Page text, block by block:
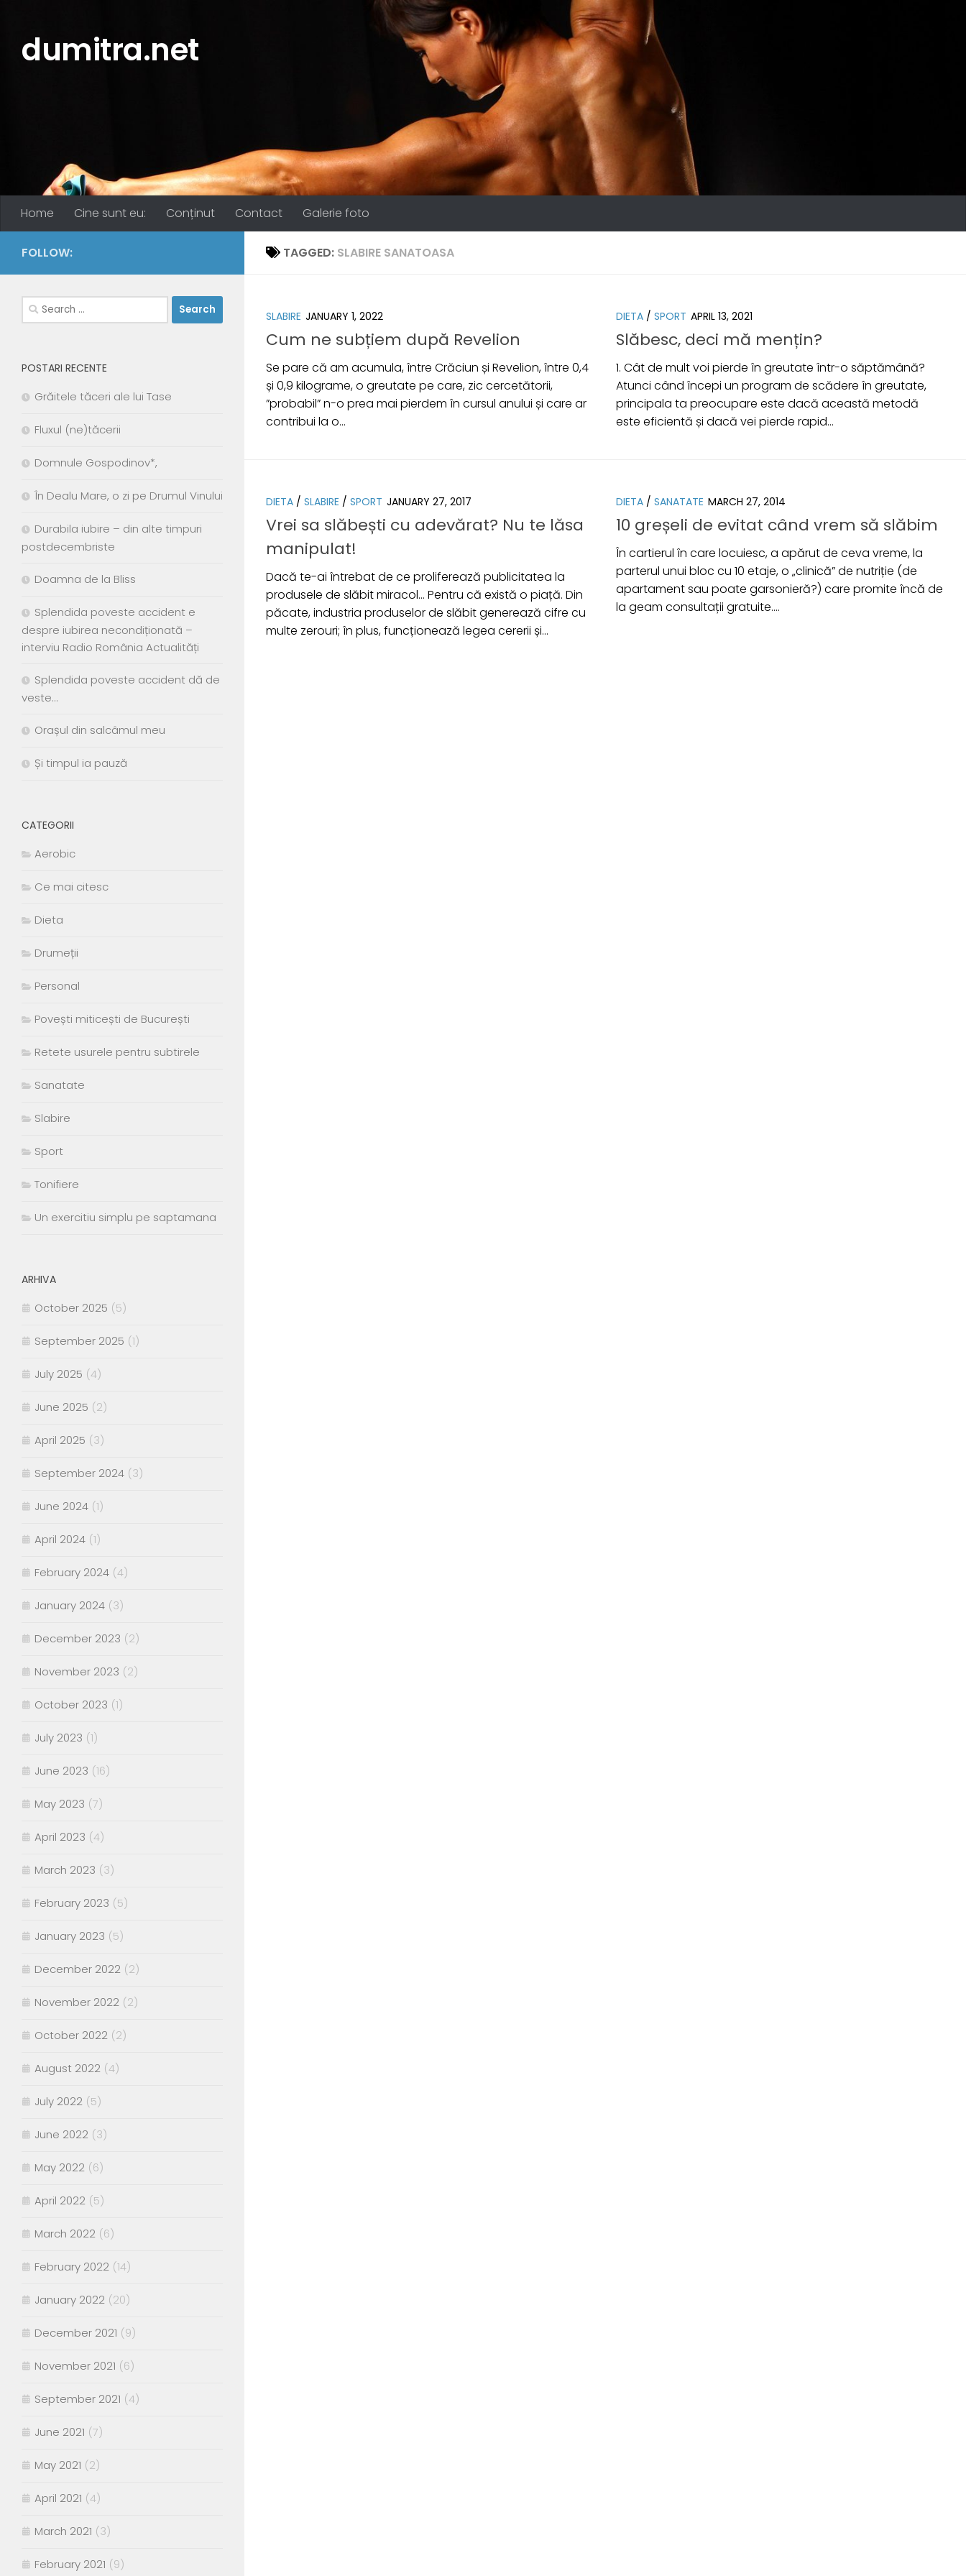
dumitra.net
Home Cine sunt eu: Conținut Contact Galerie foto
TAGGED: SLABIRE SANATOASA
SLABIRE JANUARY 1, 2022
Cum ne subțiem după Revelion
Se pare că am acumula, între Crăciun și Revelion, între 0,4
și 0,9 kilograme, o greutate pe care, zic cercetătorii,
”probabil” n-o prea mai pierdem în cursul anului și care ar
contribui la o...
DIETA / SPORT APRIL 13, 2021
Slăbesc, deci mă mențin?
1. Cât de mult voi pierde în greutate într-o săptămână?
Atunci când începi un program de scădere în greutate,
principala ta preocupare este dacă această metodă
este eficientă și dacă vei pierde rapid...
DIETA / SLABIRE / SPORT JANUARY 27, 2017
Vrei sa slăbești cu adevărat? Nu te lăsa
manipulat!
Dacă te-ai întrebat de ce proliferează publicitatea la
produsele de slăbit miracol… Pentru că există o piață. Din
păcate, industria produselor de slăbit generează cifre cu
multe zerouri; în plus, funcționează legea cererii și...
DIETA / SANATATE MARCH 27, 2014
10 greșeli de evitat când vrem să slăbim
În cartierul în care locuiesc, a apărut de ceva vreme, la
parterul unui bloc cu 10 etaje, o „clinică” de nutriție (de
apartament sau poate garsonieră?) care promite încă de
la geam consultații gratuite....
FOLLOW:
Search
for:
POSTARI RECENTE
Grăitele tăceri ale lui Tase
Fluxul (ne)tăcerii
Domnule Gospodinov*,
În Dealu Mare, o zi pe Drumul Vinului
Durabila iubire – din alte timpuri
postdecembriste
Doamna de la Bliss
Splendida poveste accident e
despre iubirea necondiționată –
interviu Radio România Actualități
Splendida poveste accident dă de
veste…
Orașul din salcâmul meu
Și timpul ia pauză
CATEGORII
Aerobic
Ce mai citesc
Dieta
Drumeții
Personal
Povești miticești de București
Retete usurele pentru subtirele
Sanatate
Slabire
Sport
Tonifiere
Un exercitiu simplu pe saptamana
ARHIVA
October 2025 (5)
September 2025 (1)
July 2025 (4)
June 2025 (2)
April 2025 (3)
September 2024 (3)
June 2024 (1)
April 2024 (1)
February 2024 (4)
January 2024 (3)
December 2023 (2)
November 2023 (2)
October 2023 (1)
July 2023 (1)
June 2023 (16)
May 2023 (7)
April 2023 (4)
March 2023 (3)
February 2023 (5)
January 2023 (5)
December 2022 (2)
November 2022 (2)
October 2022 (2)
August 2022 (4)
July 2022 (5)
June 2022 (3)
May 2022 (6)
April 2022 (5)
March 2022 (6)
February 2022 (14)
January 2022 (20)
December 2021 (9)
November 2021 (6)
September 2021 (4)
June 2021 (7)
May 2021 (2)
April 2021 (4)
March 2021 (3)
February 2021 (9)